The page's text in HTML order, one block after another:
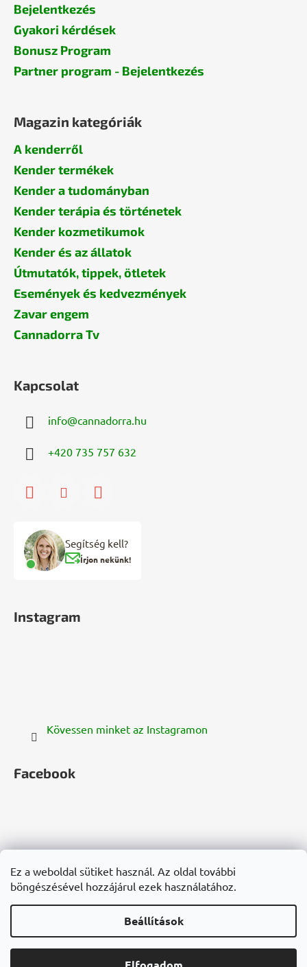
Ez a weboldal sütiket használ. Az oldal további
böngészésével hozzájárul ezek használatához.
Beállítások
Bejelentkezés
Gyakori kérdések
Bonusz Program
Partner program - Bejelentkezés
Magazin kategóriák
A kenderről
Kender termékek
Kender a tudományban
Kender terápia és történetek
Kender kozmetikumok
Kender és az állatok
Útmutatók, tippek, ötletek
Események és kedvezmények
Zavar engem
Cannadorra Tv
Kapcsolat
info@cannadorra.hu
+420 735 757 632
Segítség kell?
Írjon nekünk!
Instagram
Kövessen minket az Instagramon
Facebook
zelenazeme.cz zelenazeme.sk cannadorra.com
hanf-gesundheit.de
cannadorra.fr cannadorra.it
Shoptet készítette
KOSÁRBA TESZEM